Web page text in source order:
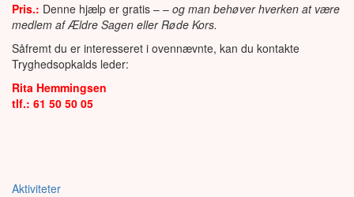
Pris.: Denne hjælp er gratis – – og man behøver hverken at være
medlem af Ældre Sagen eller Røde Kors.
Såfremt du er interesseret i ovennævnte, kan du kontakte
Tryghedsopkalds leder:
Rita Hemmingsen
tlf.: 61 50 50 05
Aktiviteter